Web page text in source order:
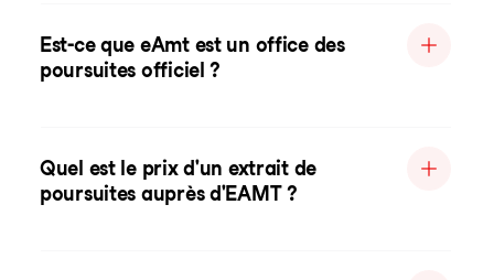
Est-ce que eAmt est un office des
poursuites officiel ?
Quel est le prix d'un extrait de
poursuites auprès d'EAMT ?